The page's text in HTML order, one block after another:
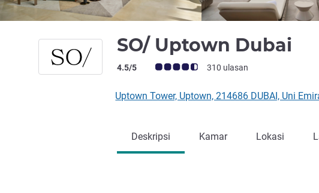
SO/ Uptown Dubai
Catatan tamu Avis (Peringkat ALL)
4.5/5 310 ulasan
Uptown Tower, Uptown, 214686 DUBAI, Uni
Deskripsi Kamar Lokasi